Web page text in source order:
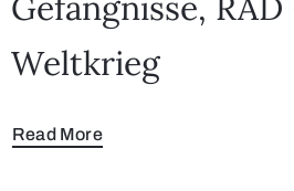
Weltkrieg
Read More